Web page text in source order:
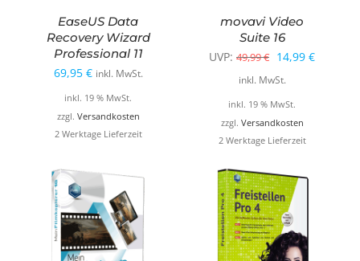
EaseUS Data
Recovery Wizard
Professional 11
69,95 € inkl. MwSt.
inkl. 19 % MwSt.
zzgl. Versandkosten
2 Werktage Lieferzeit
movavi Video
Suite 16
UVP: 49,99€ Ursprünglicher
Preis
war:
49,99 €
14,99 €
inkl. MwSt.
inkl. 19 % MwSt.
zzgl. Versandkosten
2 Werktage Lieferzeit